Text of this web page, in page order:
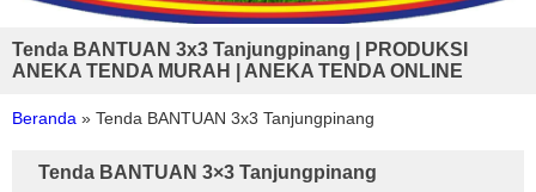
Tenda BANTUAN 3x3 Tanjungpinang | PRODUKSI
ANEKA TENDA MURAH | ANEKA TENDA ONLINE
Beranda » Tenda BANTUAN 3x3 Tanjungpinang
Tenda BANTUAN 3×3 Tanjungpinang